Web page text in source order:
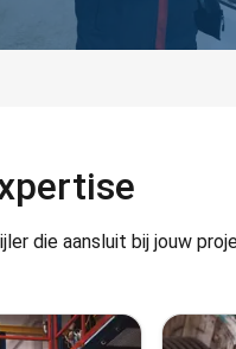
die aansluit bij jouw